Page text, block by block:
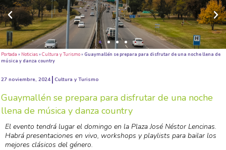
Portada » Noticias»Cultura y Turismo» Guaymallén se prepara para disfrutar de una noche llena de
música y danza country
27 noviembre, 2024 Cultura y Turismo
Guaymallén se prepara para disfrutar de una noche
llena de música y danza country
El evento tendrá lugar el domingo en la Plaza José Néstor Lencinas.
Habrá presentaciones en vivo, workshops y playlists para bailar los
mejores clásicos del género.